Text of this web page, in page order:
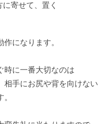
寄せて、置く
作になります。
時に一番大切なのは
相手にお尻や背を向けない